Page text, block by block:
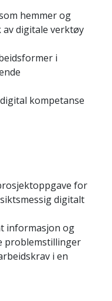
hemmer og
digitale verktøy
i
kompetanse
for
digitalt
informasjon og
problemstillinger
i en